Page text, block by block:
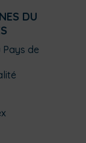
DU
Pays de